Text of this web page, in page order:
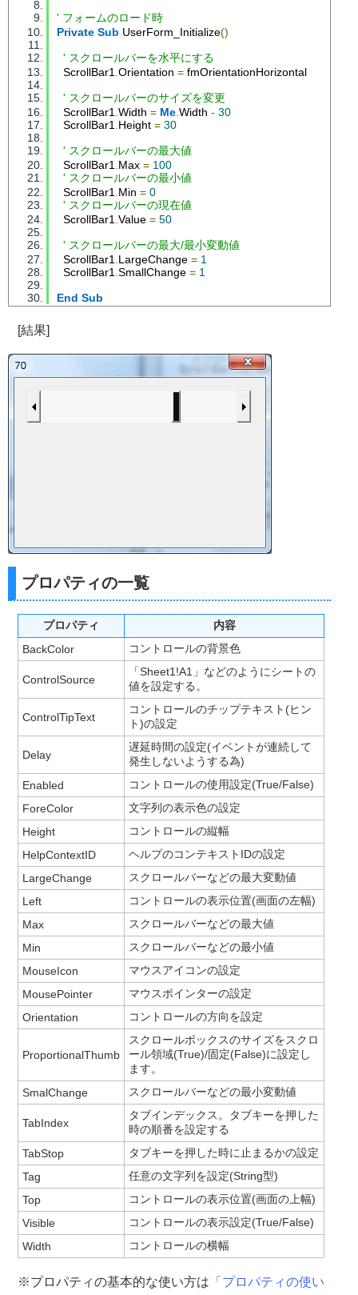
' フォームのロード時
Private Sub UserForm_Initialize()
' スクロールバーを水平にする
  ScrollBar1
.Orientation = fmOrientationHorizontal
' スクロールバーのサイズを変更
  ScrollBar1
.Width = Me.Width - 30
  ScrollBar1
.Height = 30
' スクロールバーの最大値
  ScrollBar1
.Max = 100
' スクロールバーの最小値
  ScrollBar1
.Min = 0
' スクロールバーの現在値
  ScrollBar1
.Value = 50
' スクロールバーの最大/最小変動値
  ScrollBar1
.LargeChange = 1
  ScrollBar1
.SmallChange = 1
End Sub
[結果]
プロパティの一覧
プロパティ
内容
BackColor
コントロールの背景色
ControlSource
「Sheet1!A1」などのようにシートの
値を設定する。
ControlTipText
コントロールのチップテキスト(ヒン
ト)の設定
Delay
遅延時間の設定(イベントが連続して
発生しないようする為)
Enabled
コントロールの使用設定(True/False)
ForeColor
文字列の表示色の設定
Height
コントロールの縦幅
HelpContextID
ヘルプのコンテキストIDの設定
LargeChange
スクロールバーなどの最大変動値
Left
コントロールの表示位置(画面の左幅)
Max
スクロールバーなどの最大値
Min
スクロールバーなどの最小値
MouseIcon
マウスアイコンの設定
MousePointer
マウスポインターの設定
Orientation
コントロールの方向を設定
ProportionalThumb
スクロールボックスのサイズをスクロ
ール領域(True)/固定(False)に設定し
ます。
SmalChange
スクロールバーなどの最小変動値
TabIndex
タブインデックス。タブキーを押した
時の順番を設定する
TabStop
タブキーを押した時に止まるかの設定
Tag
任意の文字列を設定(String型)
Top
コントロールの表示位置(画面の上幅)
Visible
コントロールの表示設定(True/False)
Width
コントロールの横幅
※プロパティの基本的な使い方は 「プロパティの使い